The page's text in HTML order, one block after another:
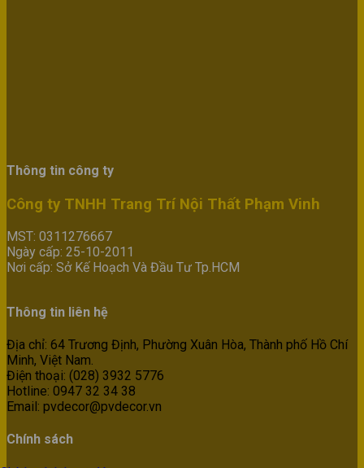
Thông tin công ty
Công ty TNHH Trang Trí Nội Thất Phạm Vinh
MST: 0311276667
Ngày cấp: 25-10-2011
Nơi cấp: Sở Kế Hoạch Và Đầu Tư Tp.HCM
Thông tin liên hệ
Địa chỉ: 64 Trương Định, Phường Xuân Hòa, Thành phố Hồ Chí
Minh, Việt Nam.
Điện thoại: (028) 3932 5776
Hotline: 0947 32 34 38
Email: pvdecor@pvdecor.vn
Chính sách